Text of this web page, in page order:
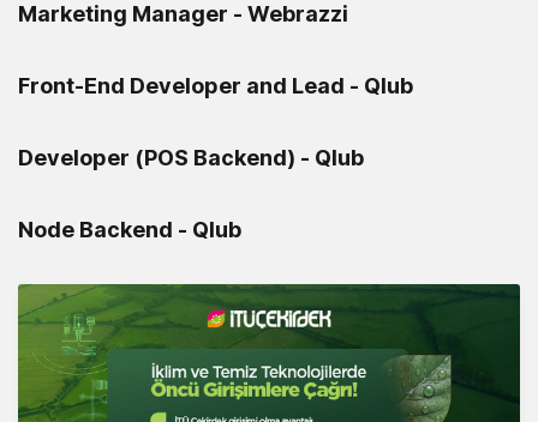
Marketing Manager - Webrazzi
Front-End Developer and Lead - Qlub
Developer (POS Backend) - Qlub
Node Backend - Qlub